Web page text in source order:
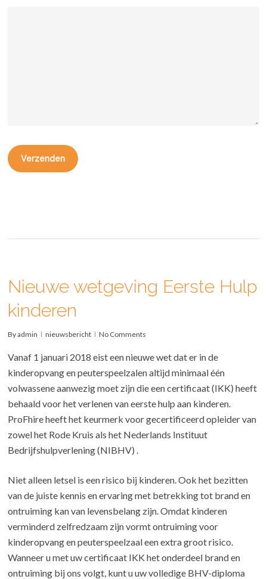
Nieuwe wetgeving Eerste Hulp
kinderen
Byadmin nieuwsbericht No Comments
Vanaf 1 januari 2018 eist een nieuwe wet dat er in de
kinderopvang en peuterspeelzalen altijd minimaal één
volwassene aanwezig moet zijn die een certificaat (IKK) heeft
behaald voor het verlenen van eerste hulp aan kinderen.
ProFhire heeft het keurmerk voor gecertificeerd opleider van
zowel het Rode Kruis als het Nederlands Instituut
Bedrijfshulpverlening (NIBHV) .
Niet alleen letsel is een risico bij kinderen. Ook het bezitten
van de juiste kennis en ervaring met betrekking tot brand en
ontruiming kan van levensbelang zijn. Omdat kinderen
verminderd zelfredzaam zijn vormt ontruiming voor
kinderopvang en peuterspeelzaal een extra groot risico.
Wanneer u met uw certificaat IKK het onderdeel brand en
ontruiming bij ons volgt, kunt u uw volledige BHV-diploma